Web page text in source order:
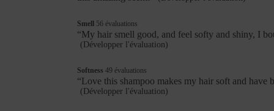
for
full
review
smell
56
évaluations
Smell 56 évaluations
Review
snippet.
for
full
review
“ My hair smell good, and feel softy and
(Développer l'évaluation)
softness
49
évaluations
Softness 49 évaluations
Review
snippet.
“Love this shampoo makes my hair soft and have
(Développer l'évaluation)